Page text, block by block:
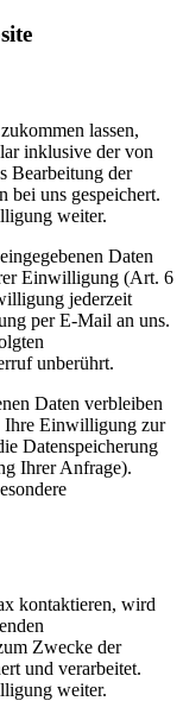
lassen,
inklusive der von
Bearbeitung der
bei uns gespeichert.
weiter.
Daten
Einwilligung (Art. 6
jederzeit
per E-Mail an uns.
unberührt.
Daten verbleiben
Ihre Einwilligung zur
Datenspeicherung
Ihrer Anfrage).
kontaktieren, wird
Zwecke der
und verarbeitet.
weiter.